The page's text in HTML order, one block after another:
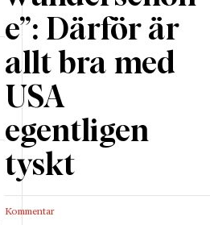
e”: Därför är
allt bra med
USA
egentligen
tyskt
Kommentar